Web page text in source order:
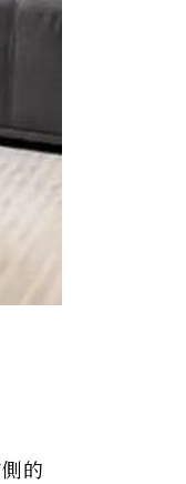
的